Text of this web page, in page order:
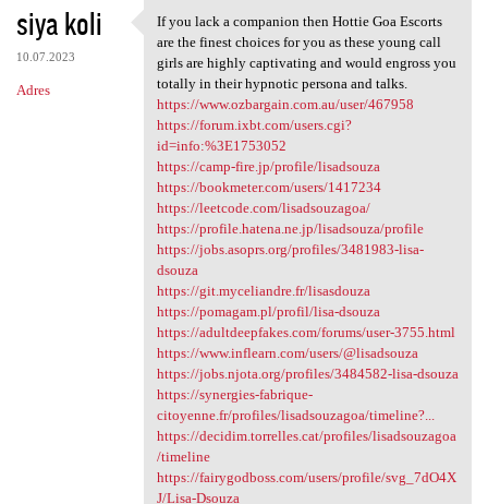
siya koli
10.07.2023
Adres
If you lack a companion then
If you lack a companion then Hottie Goa Escorts
are the finest choices for you as these young call
girls are highly captivating and would engross you
totally in their hypnotic persona and talks.
https://www.ozbargain.com.au/user/467958
https://forum.ixbt.com/users.cgi?
id=info:%3E1753052
https://camp-fire.jp/profile/lisadsouza
https://bookmeter.com/users/1417234
https://leetcode.com/lisadsouzagoa/
https://profile.hatena.ne.jp/lisadsouza/profile
https://jobs.asoprs.org/profiles/3481983-lisa-
dsouza
https://git.myceliandre.fr/lisasdouza
https://pomagam.pl/profil/lisa-dsouza
https://adultdeepfakes.com/forums/user-3755.html
https://www.inflearn.com/users/@lisadsouza
https://jobs.njota.org/profiles/3484582-lisa-dsouza
https://synergies-fabrique-
citoyenne.fr/profiles/lisadsouzagoa/timeline?...
https://decidim.torrelles.cat/profiles/lisadsouzagoa
/timeline
https://fairygodboss.com/users/profile/svg_7dO4X
J/Lisa-Dsouza